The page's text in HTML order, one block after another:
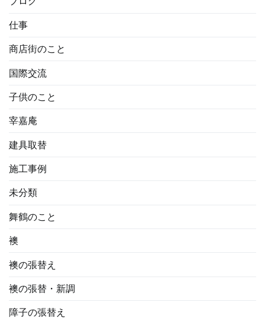
仕事
商店街のこと
国際交流
子供のこと
宰嘉庵
建具取替
施工事例
未分類
舞鶴のこと
襖
襖の張替え
襖の張替・新調
障子の張替え